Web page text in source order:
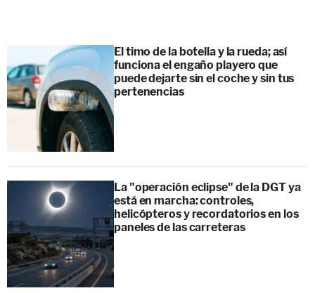
El timo de la botella y la rueda; así
funciona el engaño playero que
puede dejarte sin el coche y sin tus
pertenencias
La "operación eclipse" de la DGT ya
está en marcha: controles,
helicópteros y recordatorios en los
paneles de las carreteras